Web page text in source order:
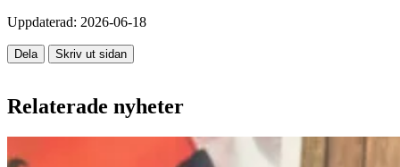
Uppdaterad: 2026-06-18
Dela Skriv ut sidan
Relaterade nyheter